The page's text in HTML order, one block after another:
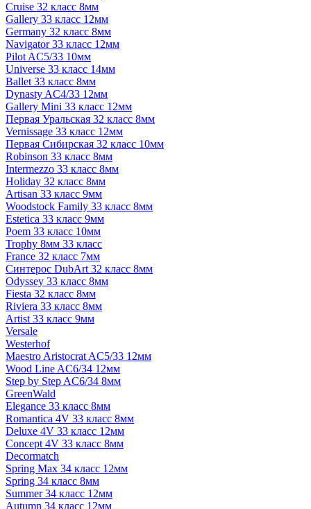
Cruise 32 класс 8мм
Gallery 33 класс 12мм
Germany 32 класс 8мм
Navigator 33 класс 12мм
Pilot AC5/33 10мм
Universe 33 класс 14мм
Ballet 33 класс 8мм
Dynasty AC4/33 12мм
Gallery Mini 33 класс 12мм
Первая Уральская 32 класс 8мм
Vernissage 33 класс 12мм
Первая Сибирская 32 класс 10мм
Robinson 33 класс 8мм
Intermezzo 33 класс 8мм
Holiday 32 класс 8мм
Artisan 33 класс 9мм
Woodstock Family 33 класс 8мм
Estetica 33 класс 9мм
Poem 33 класс 10мм
Trophy 8мм 33 класс
France 32 класс 7мм
Синтерос DubArt 32 класс 8мм
Odyssey 33 класс 8мм
Fiesta 32 класс 8мм
Riviera 33 класс 8мм
Artist 33 класс 9мм
Versale
Westerhof
Maestro Aristocrat AC5/33 12мм
Wood Line AC6/34 12мм
Step by Step AC6/34 8мм
GreenWald
Elegance 33 класс 8мм
Romantica 4V 33 класс 8мм
Deluxe 4V 33 класс 12мм
Concept 4V 33 класс 8мм
Decormatch
Spring Max 34 класс 12мм
Spring 34 класс 8мм
Summer 34 класс 12мм
Autumn 34 класс 12мм